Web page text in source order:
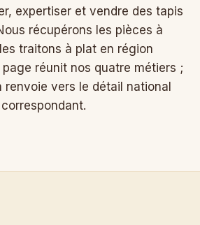
expertiser et vendre des tapis
récupérons les pièces à
traitons à plat en région
réunit nos quatre métiers ;
renvoie vers le détail national
correspondant.